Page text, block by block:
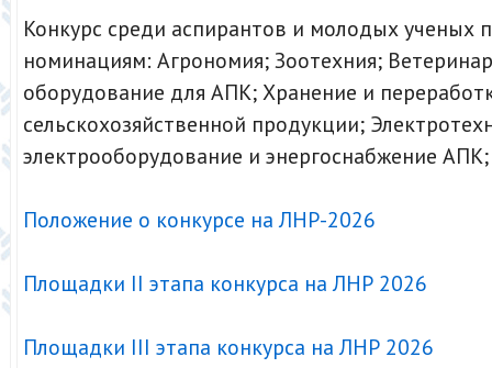
Конкурс среди аспирантов и молодых ученых
номинациям: Агрономия; Зоотехния;
оборудование для АПК; Хранение и
сельскохозяйственной продукции;
электрооборудование и энергоснабжение
Положение о конкурсе на ЛНР-2026
Площадки II этапа конкурса на ЛНР 2026
Площадки III этапа конкурса на ЛНР 2026